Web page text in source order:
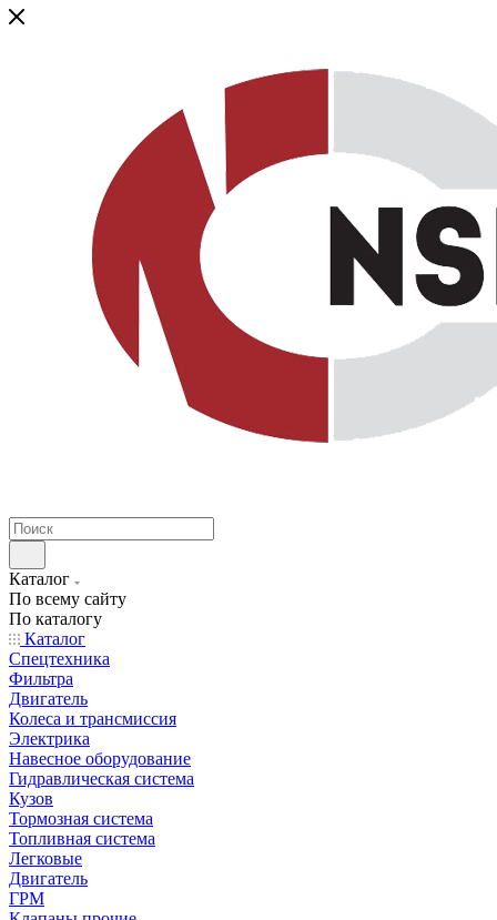
Каталог
По всему сайту
По каталогу
Каталог
Спецтехника
Фильтра
Двигатель
Колеса и трансмиссия
Электрика
Навесное оборудование
Гидравлическая система
Кузов
Тормозная система
Топливная система
Легковые
Двигатель
ГРМ